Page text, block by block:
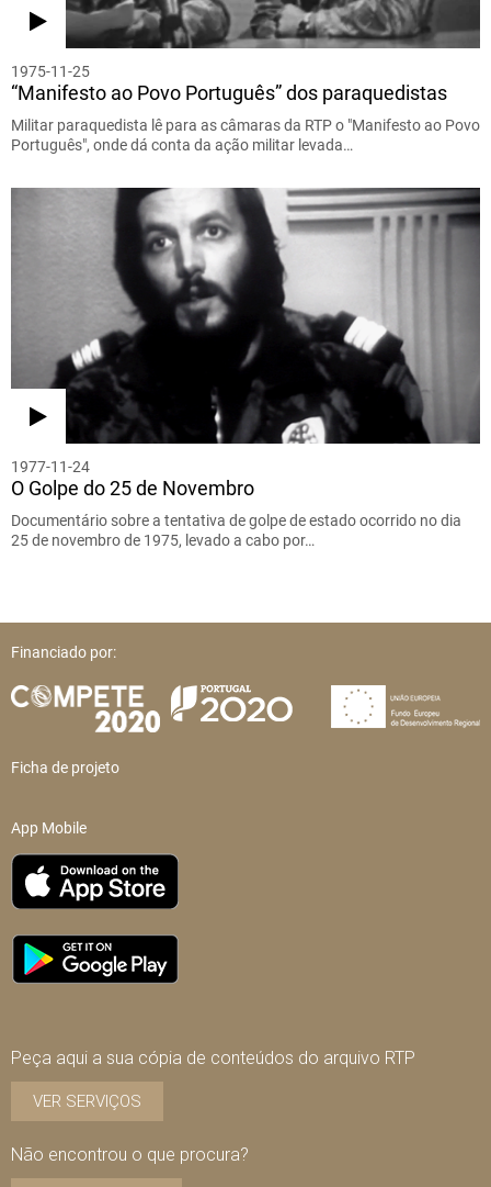
1975-11-25
“Manifesto ao Povo Português” dos paraquedistas
Militar paraquedista lê para as câmaras da RTP o "Manifesto ao Povo
Português", onde dá conta da ação militar levada…
1977-11-24
O Golpe do 25 de Novembro
Documentário sobre a tentativa de golpe de estado ocorrido no dia
25 de novembro de 1975, levado a cabo por…
Financiado por:
Ficha de projeto
App Mobile
Peça aqui a sua cópia de conteúdos do arquivo RTP
VER SERVIÇOS
Não encontrou o que procura?